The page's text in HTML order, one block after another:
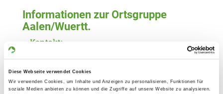
Diese Webseite verwendet Cookies
Wir verwenden Cookies, um Inhalte und Anzeigen zu personalisieren, Funktionen für
soziale Medien anbieten zu können und die Zugriffe auf unsere Website zu analysieren.
Informationen zur Ortsgruppe
Aalen/Wuertt.
Kontakt:
73432 Aalen